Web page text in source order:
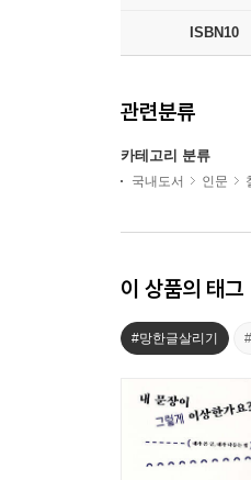
ISBN10
관련분류
카테고리 분류
국내도서 인문
이 상품의 태그
#망한글살리기